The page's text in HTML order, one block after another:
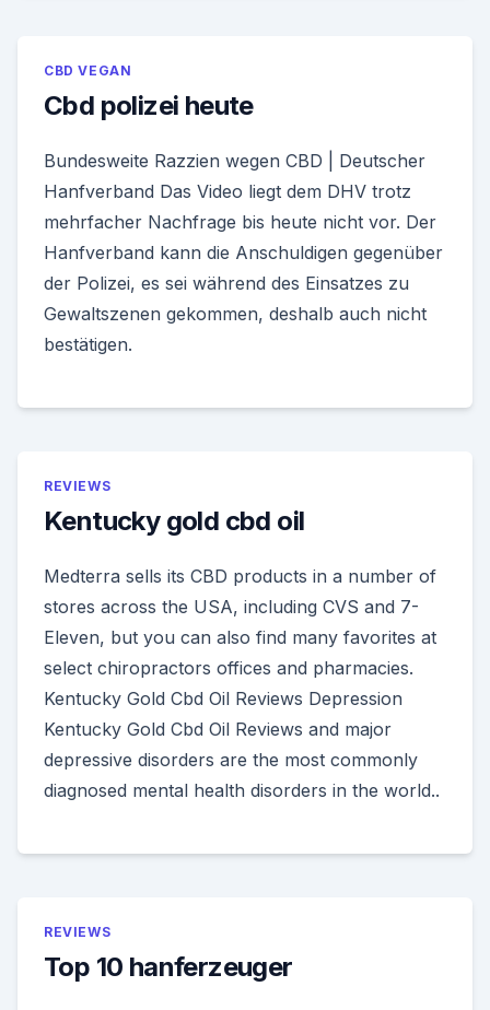
CBD VEGAN
Cbd polizei heute
Bundesweite Razzien wegen CBD | Deutscher
Hanfverband Das Video liegt dem DHV trotz
mehrfacher Nachfrage bis heute nicht vor. Der
Hanfverband kann die Anschuldigen gegenüber
der Polizei, es sei während des Einsatzes zu
Gewaltszenen gekommen, deshalb auch nicht
bestätigen.
REVIEWS
Kentucky gold cbd oil
Medterra sells its CBD products in a number of
stores across the USA, including CVS and 7-
Eleven, but you can also find many favorites at
select chiropractors offices and pharmacies.
Kentucky Gold Cbd Oil Reviews Depression
Kentucky Gold Cbd Oil Reviews and major
depressive disorders are the most commonly
diagnosed mental health disorders in the world..
REVIEWS
Top 10 hanferzeuger